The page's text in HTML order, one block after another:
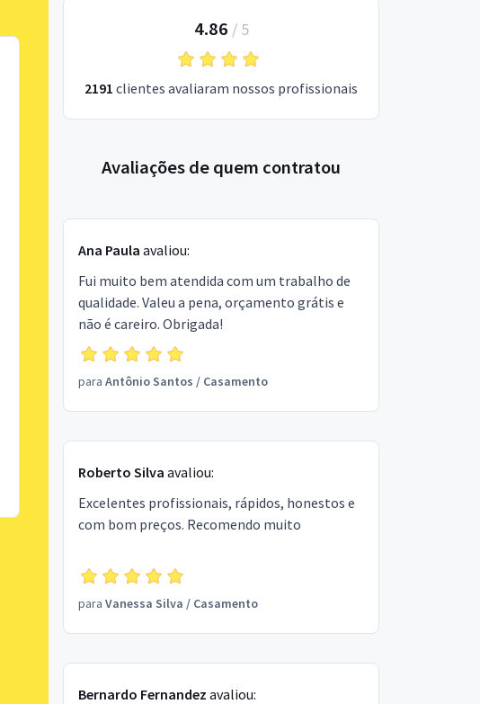
4.86 / 5
2191 clientes avaliaram nossos profissionais
Avaliações de quem contratou
Ana Paula avaliou:
Fui muito bem atendida com um trabalho de
qualidade. Valeu a pena, orçamento grátis e
não é careiro. Obrigada!
para Antônio Santos / Casamento
Roberto Silva avaliou:
Excelentes profissionais, rápidos, honestos e
com bom preços. Recomendo muito
para Vanessa Silva / Casamento
Bernardo Fernandez avaliou: